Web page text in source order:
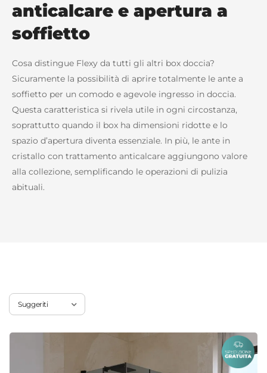
anticalcare e apertura a
soffietto
Cosa distingue Flexy da tutti gli altri box doccia?
Sicuramente la possibilità di aprire totalmente le ante a
soffietto per un comodo e agevole ingresso in doccia.
Questa caratteristica si rivela utile in ogni circostanza,
soprattutto quando il box ha dimensioni ridotte e lo
spazio d’apertura diventa essenziale. In più, le ante in
cristallo con trattamento anticalcare aggiungono valore
alla collezione, semplificando le operazioni di pulizia
abituali.